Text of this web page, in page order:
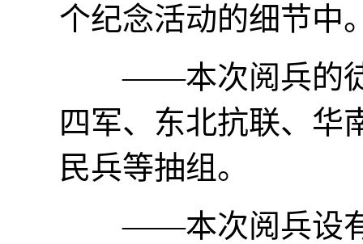
个纪念活动的细节中
——本次阅兵的徒
四军、东北抗联、华
民兵等抽组。
——本次阅兵设有